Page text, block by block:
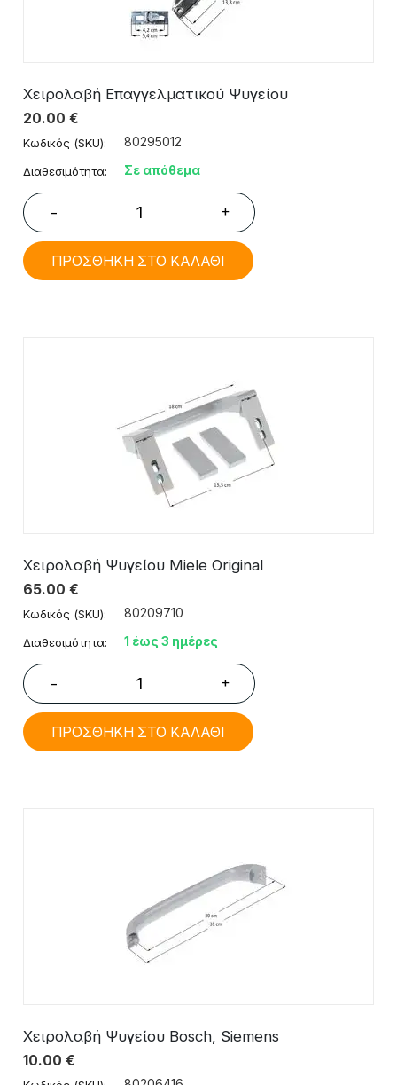
Χειρολαβή Επαγγελματικού Ψυγείου
20.00 €
Κωδικός (SKU): 80295012
Διαθεσιμότητα: Σε απόθεμα
− +
ΠΡΟΣΘΗΚΗ ΣΤΟ ΚΑΛΑΘΙ
Χειρολαβή Ψυγείου Miele Original
65.00 €
Κωδικός (SKU): 80209710
Διαθεσιμότητα: 1 έως 3 ημέρες
− +
ΠΡΟΣΘΗΚΗ ΣΤΟ ΚΑΛΑΘΙ
Χειρολαβή Ψυγείου Bosch, Siemens
10.00 €